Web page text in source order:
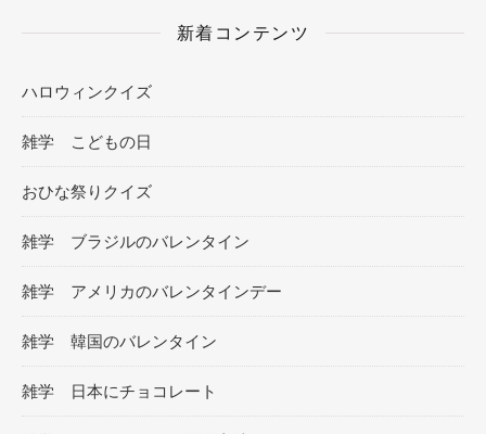
新着コンテンツ
ハロウィンクイズ
雑学 こどもの日
おひな祭りクイズ
雑学 ブラジルのバレンタイン
雑学 アメリカのバレンタインデー
雑学 韓国のバレンタイン
雑学 日本にチョコレート